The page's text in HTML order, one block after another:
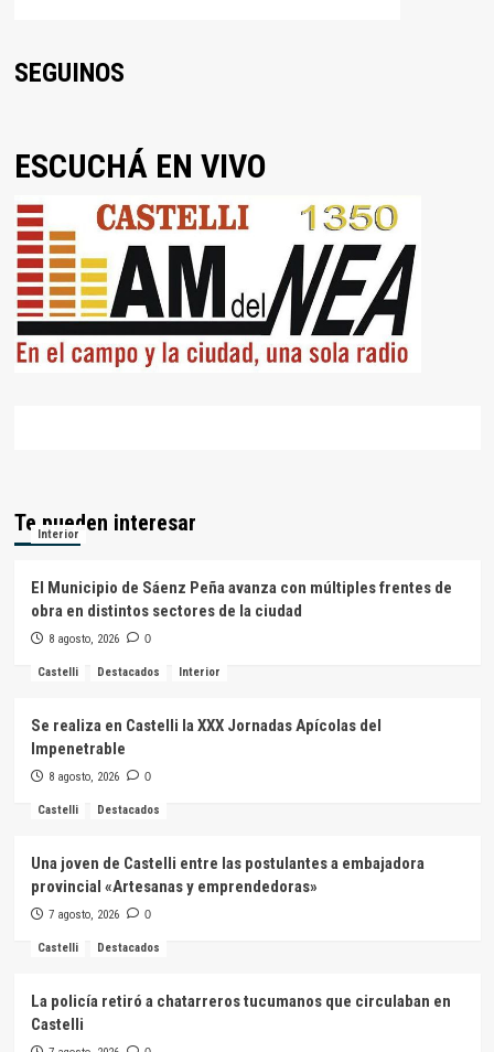
SEGUINOS
ESCUCHÁ EN VIVO
Te pueden interesar
Interior
El Municipio de Sáenz Peña avanza con múltiples frentes de
obra en distintos sectores de la ciudad
8 agosto, 2026 0
Castelli Destacados Interior
Se realiza en Castelli la XXX Jornadas Apícolas del
Impenetrable
8 agosto, 2026 0
Castelli Destacados
Una joven de Castelli entre las postulantes a embajadora
provincial «Artesanas y emprendedoras»
7 agosto, 2026 0
Castelli Destacados
La policía retiró a chatarreros tucumanos que circulaban en
Castelli